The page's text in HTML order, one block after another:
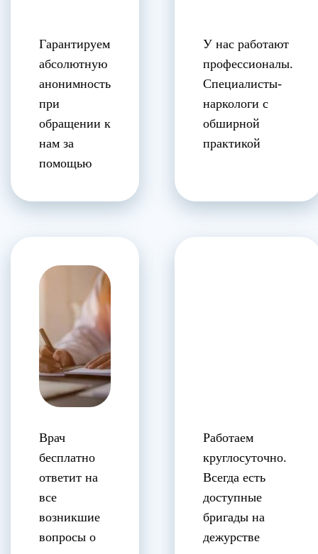
Гарантируем
абсолютную
анонимность
при
обращении к
нам за
помощью
У нас работают
профессионалы.
Специалисты-
наркологи с
обширной
практикой
Врач
бесплатно
ответит на
все
возникшие
вопросы о
Работаем
круглосуточно.
Всегда есть
доступные
бригады на
дежурстве